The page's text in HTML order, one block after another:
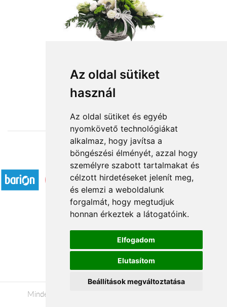
Az oldal sütiket
használ
Az oldal sütiket és egyéb
nyomkövető technológiákat
alkalmaz, hogy javítsa a
böngészési élményét, azzal hogy
személyre szabott tartalmakat és
célzott hirdetéseket jelenít meg,
és elemzi a weboldalunk
forgalmát, hogy megtudjuk
honnan érkeztek a látogatóink.
Elfogadom
Elutasítom
Beállítások megváltoztatása
Fantázia - fehér/pasztell virágkosár
32 400 Ft-tól
Elfogadott fizetési módok
Á.SZ.F.
Impresszum
Adatkezelési tájékoztató
Minden jog fenntartva © 2026 |